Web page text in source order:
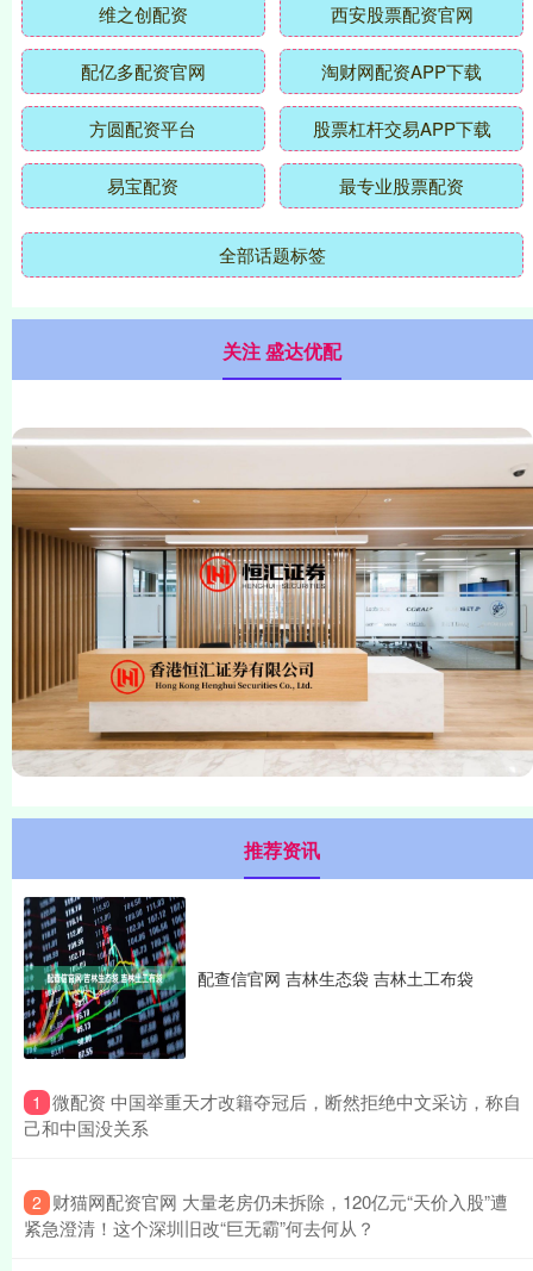
维之创配资 西安股票配资官网
配亿多配资官网 淘财网配资APP下载
方圆配资平台 股票杠杆交易APP下载
易宝配资 最专业股票配资
全部话题标签
关注 盛达优配
推荐资讯
配查信官网 吉林生态袋 吉林土工布袋
1 ​微配资 中国举重天才改籍夺冠后，断然拒绝中文采访，称自
己和中国没关系
2 ​财猫网配资官网 大量老房仍未拆除，120亿元“天价入股”遭
紧急澄清！这个深圳旧改“巨无霸”何去何从？